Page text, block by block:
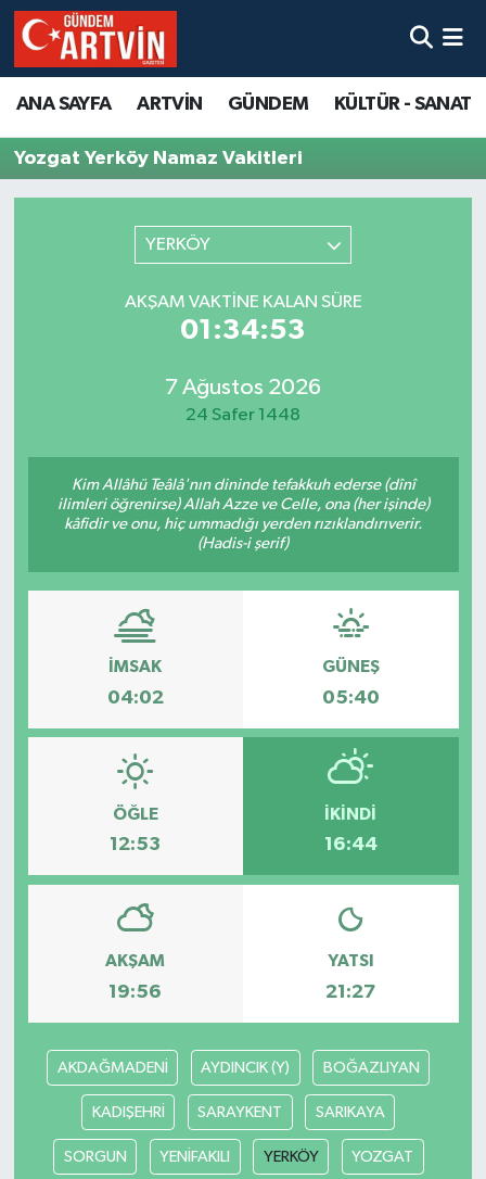
ANA SAYFA ARTVİN GÜNDEM KÜLTÜR - SANAT
Yozgat Yerköy Namaz Vakitleri
YERKÖY
AKŞAM VAKTINE KALAN SÜRE
01:34:53
7 Ağustos 2026
24 Safer 1448
Kim Allâhü Teâlâ'nın dininde tefakkuh ederse (dînî
ilimleri öğrenirse) Allah Azze ve Celle, ona (her işinde)
kâfidir ve onu, hiç ummadığı yerden rızıklandırıverir.
(Hadis-i şerif)
İMSAK
04:02
GÜNEŞ
05:40
ÖĞLE
12:53
İKINDI
16:44
AKŞAM
19:56
YATSI
21:27
AKDAĞMADENİ AYDINCIK (Y) BOĞAZLIYAN
KADIŞEHRİ SARAYKENT SARIKAYA
SORGUN YENİFAKILI YERKÖY YOZGAT